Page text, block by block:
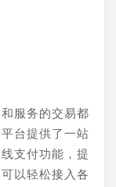
服务的交易都
台提供了一站
支付功能，提
以轻松接入各